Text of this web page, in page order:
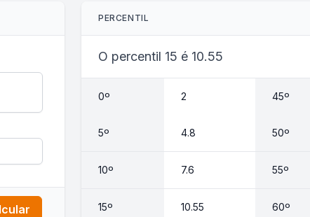
PERCENTIL
O percentil 15 é 10.55
0º 2 45º
5º 4.8 50º
10º 7.6 55º
15º 10.55 60º